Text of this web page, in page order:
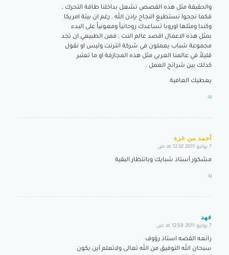
والحقيقة مثل هذه القصص تشعل بداخلنا طاقة التحرك ,
فكما نجحوا نستطيع النجاح بإذن الله , رغم ان بيئة امريكا
وكندا ومثلها اوروبا تساعدك روحانياً ومعونياً على البدء
بمثل هذه الاعمال اقصد عالم النت , فمن الطبيعي ان تجد
مجموعة شباب يعملون في شركة انترنت وليس او نقول
قليلاً في عالمنا العربي مثل هذه المجازفة او ما تعتبر
كذلك بين شرائح العمل .
يعطيك العافية
رد
أحمد من غزة
says:
7 يوليو 2011 at 12:32 ص
مشكور أستاذ شبايك وبانتظار البقية
رد
فهد
says:
7 يوليو 2011 at 12:58 ص
رائعه القصه استاذ رؤوف
سبحان الله التوفيق من الله تعالى ولاتعلم أين يكون